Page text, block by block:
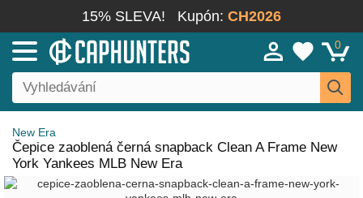
15% SLEVA! Kupón: CH2026
0
New Era
Čepice zaoblená černá snapback Clean A Frame New
York Yankees MLB New Era